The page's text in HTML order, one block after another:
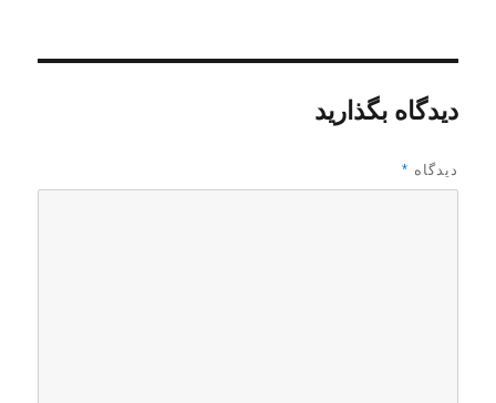
دیدگاه بگذارید
دیدگاه *